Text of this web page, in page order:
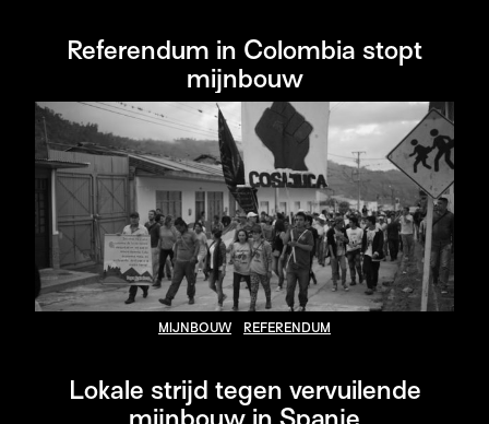
Referendum in Colombia stopt
mijnbouw
MIJNBOUW REFERENDUM
Lokale strijd tegen vervuilende
mijnbouw in Spanje